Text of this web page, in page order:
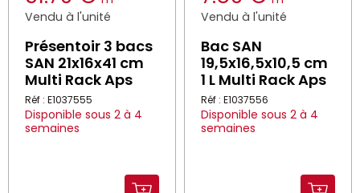
Vendu à l'unité
Présentoir 3 bacs
SAN 21x16x41 cm
Multi Rack Aps
Réf : E1037555
Disponible sous 2 à 4
semaines
Vendu à l'unité
Bac SAN
19,5x16,5x10,5 cm
1 L Multi Rack Aps
Réf : E1037556
Disponible sous 2 à 4
semaines